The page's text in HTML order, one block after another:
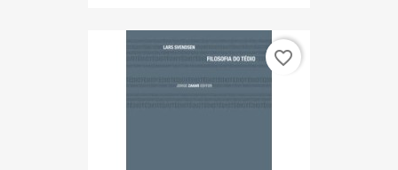
favorite_border